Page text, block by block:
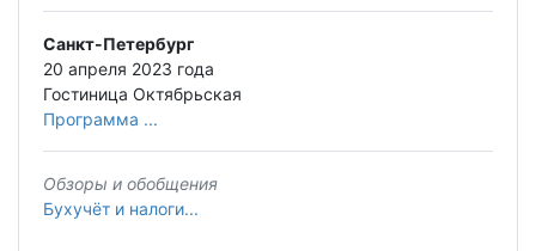
Санкт-Петербург
20 апреля 2023 года
Гостиница Октябрьская
Программа ...
Обзоры и обобщения
Бухучёт и налоги...